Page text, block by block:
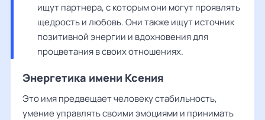
ищут партнера, с которым они могут проявлять
щедрость и любовь. Они также ищут источник
позитивной энергии и вдохновения для
процветания в своих отношениях.
Энергетика имени Ксения
Это имя предвещает человеку стабильность,
умение управлять своими эмоциями и принимать